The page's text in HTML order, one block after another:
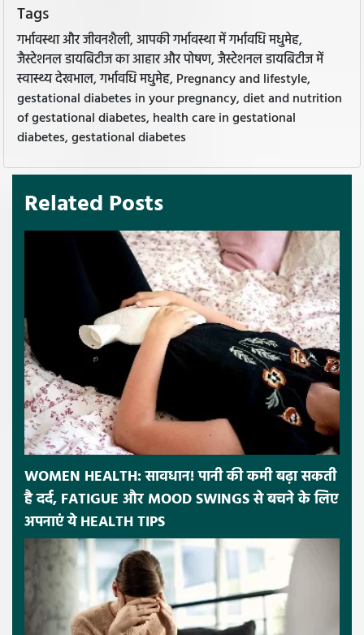
Tags
गर्भावस्था और जीवनशैली, आपकी गर्भावस्था में गर्भावधि मधुमेह,
जैस्टेशनल डायबिटीज का आहार और पोषण, जैस्टेशनल डायबिटीज में
स्वास्थ्य देखभाल, गर्भावधि मधुमेह, Pregnancy and lifestyle,
gestational diabetes in your pregnancy, diet and nutrition
of gestational diabetes, health care in gestational
diabetes, gestational diabetes
Related Posts
WOMEN HEALTH: सावधान! पानी की कमी बढ़ा सकती
है दर्द, FATIGUE और MOOD SWINGS से बचने के लिए
अपनाएं ये HEALTH TIPS